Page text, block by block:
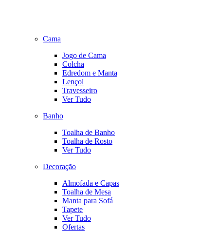
Cama
Jogo de Cama
Colcha
Edredom e Manta
Lençol
Travesseiro
Ver Tudo
Banho
Toalha de Banho
Toalha de Rosto
Ver Tudo
Decoração
Almofada e Capas
Toalha de Mesa
Manta para Sofá
Tapete
Ver Tudo
Ofertas